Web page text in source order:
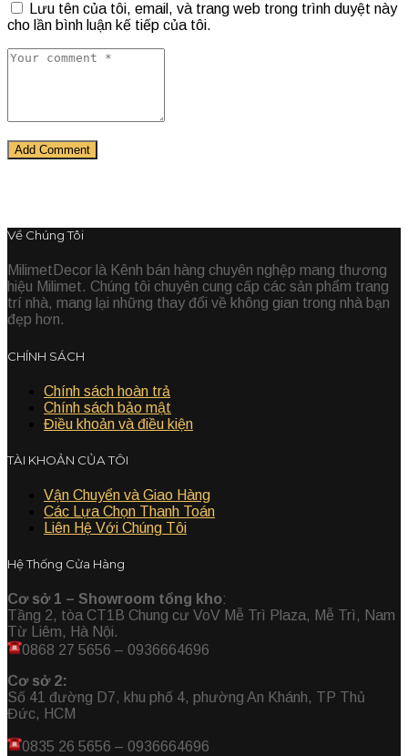
Lưu tên của tôi, email, và trang web trong trình duyệt này
cho lần bình luận kế tiếp của tôi.
Về Chúng Tôi
MilimetDecor là Kênh bán hàng chuyên nghệp mang thương
hiệu Milimet. Chúng tôi chuyên cung cấp các sản phẩm trang
trí nhà, mang lại những thay đổi về không gian trong nhà bạn
đẹp hơn.
CHÍNH SÁCH
Chính sách hoàn trả
Chính sách bảo mật
Điều khoản và điều kiện
TÀI KHOẢN CỦA TÔI
Vận Chuyển và Giao Hàng
Các Lựa Chọn Thanh Toán
Liên Hệ Với Chúng Tôi
Hệ Thống Cửa Hàng
Cơ sở 1 – Showroom tổng kho:
Tầng 2, tòa CT1B Chung cư VoV Mễ Trì Plaza, Mễ Trì, Nam
Từ Liêm, Hà Nội.
0868 27 5656 – 0936664696
Cơ sở 2:
Số 41 đường D7, khu phố 4, phường An Khánh, TP Thủ
Đức, HCM
0835 26 5656 – 0936664696